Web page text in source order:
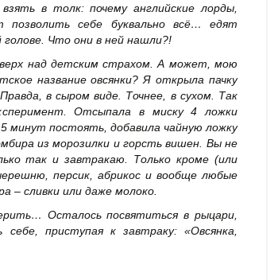
в толк: почему английские лорды,
себе буквально всё… едят
голове. Что они в ней нашли?!
над детским страхом. А может, мою
название овсянки? Я открыла пачку
в сыром виде. Точнее, в сухом. Так
Отсыпала в миску 4 ложки
минут постоять, добавила чайную ложку
из морозилки и горсть вишен. Вы не
так и завтракаю. Только кроме (или
персик, абрикос и вообще любые
– сливки или даже молоко.
Осталось посвятиться в рыцари,
приступая к завтраку: «Овсянка,